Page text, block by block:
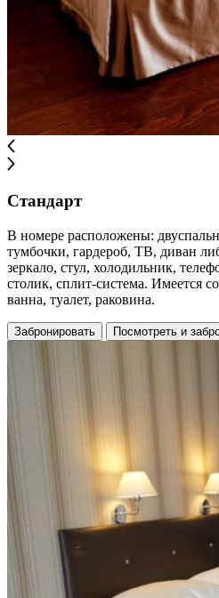
Стандарт
В номере расположены:
тумбочки, гардероб, ТВ, диван
зеркало, стул, холодильник,
столик, сплит-система. Имеется
ванна, туалет, раковина.
Забронировать Посмотреть и